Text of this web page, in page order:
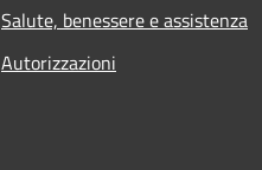
Salute, benessere e assistenza
Autorizzazioni